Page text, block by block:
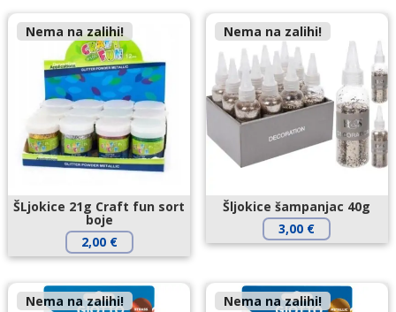
Nema na zalihi!
ŠLjokice 21g Craft fun sort
boje
2,00 €
Nema na zalihi!
Šljokice šampanjac 40g
3,00 €
Nema na zalihi! Nema na zalihi!